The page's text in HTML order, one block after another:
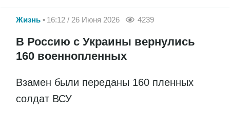
Жизнь 16:12 / 26 Июня 2026 4239
В Россию с Украины вернулись
160 военнопленных
Взамен были переданы 160 пленных
солдат ВСУ